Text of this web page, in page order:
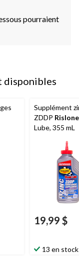
pourraient
disponibles
Supplément
ZDDP Rislone
Lube, 355 mL
19,99 $
13 en stock